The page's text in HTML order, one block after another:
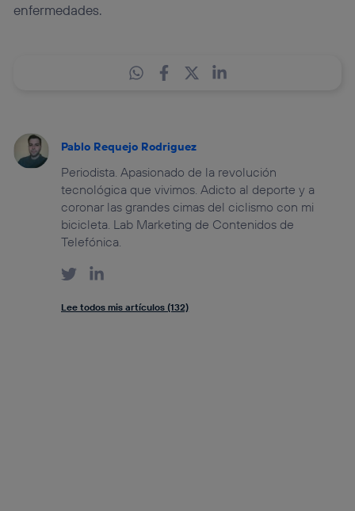
enfermedades.
Pablo Requejo Rodriguez
Periodista. Apasionado de la revolución
tecnológica que vivimos. Adicto al deporte y a
coronar las grandes cimas del ciclismo con mi
bicicleta. Lab Marketing de Contenidos de
Telefónica.
Lee todos mis artículos (132)